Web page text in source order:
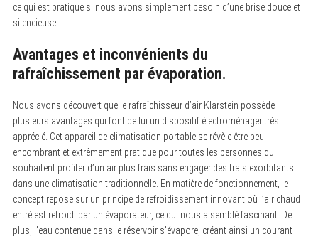
ce qui est pratique si nous avons simplement besoin d’une brise douce et
silencieuse.
Avantages et inconvénients du
rafraîchissement par évaporation.
Nous avons découvert que le rafraîchisseur d’air Klarstein possède
plusieurs avantages qui font de lui un dispositif électroménager très
apprécié. Cet appareil de climatisation portable se révèle être peu
encombrant et extrêmement pratique pour toutes les personnes qui
souhaitent profiter d’un air plus frais sans engager des frais exorbitants
dans une climatisation traditionnelle. En matière de fonctionnement, le
concept repose sur un principe de refroidissement innovant où l’air chaud
entré est refroidi par un évaporateur, ce qui nous a semblé fascinant. De
plus, l’eau contenue dans le réservoir s’évapore, créant ainsi un courant